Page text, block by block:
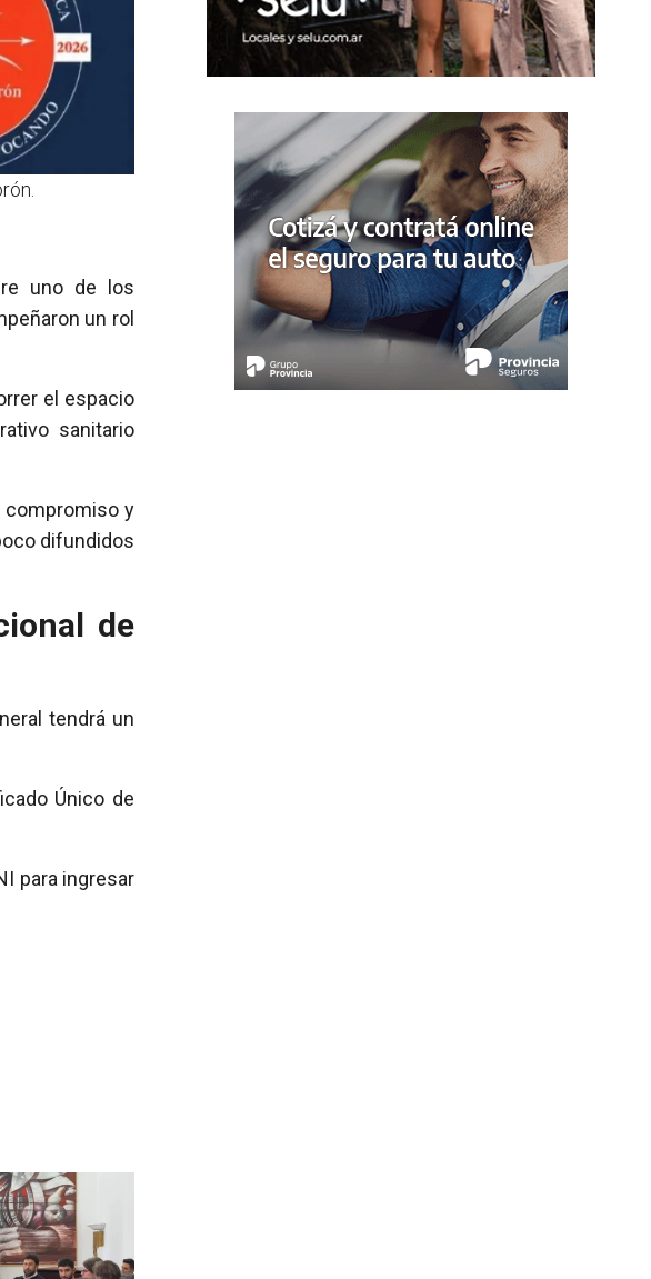
uno de los
un rol
el espacio
sanitario
compromiso y
difundidos
de
tendrá un
Único de
para ingresar